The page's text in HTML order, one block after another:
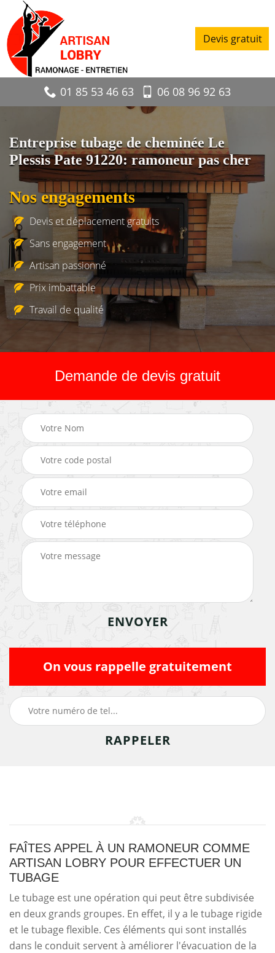
Devis gratuit
01 85 53 46 63 06 08 96 92 63
Entreprise tubage de cheminée Le
Plessis Pate 91220: ramoneur pas cher
Nos engagements
Devis et déplacement gratuits
Sans engagement
Artisan passionné
Prix imbattable
Travail de qualité
Demande de devis gratuit
On vous rappelle gratuitement
FAÎTES APPEL À UN RAMONEUR COMME
ARTISAN LOBRY POUR EFFECTUER UN
TUBAGE
Le tubage est une opération qui peut être subdivisée
en deux grands groupes. En effet, il y a le tubage rigide
et le tubage flexible. Ces éléments qui sont installés
dans le conduit servent à améliorer l'évacuation de la